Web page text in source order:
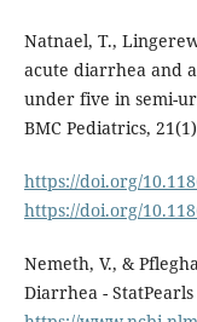
Natnael, T.,
acute diarrhea and
under five in semi-
BMC Pediatrics,
https://doi.org/
https://doi.org/
Nemeth, V., &
Diarrhea - StatPearls